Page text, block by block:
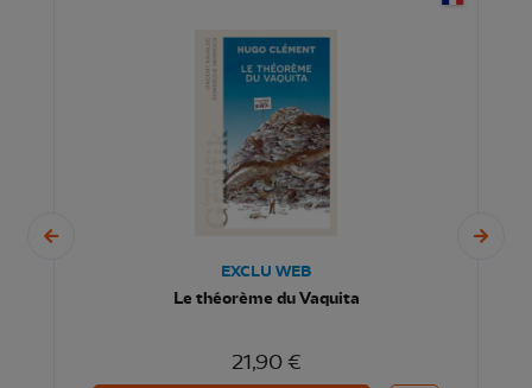
EXCLU WEB
Le théorème du Vaquita
21,90 €